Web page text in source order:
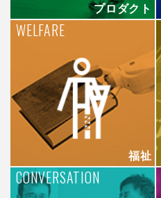
プロダクト
福祉
WELFARE
CONVERSATION